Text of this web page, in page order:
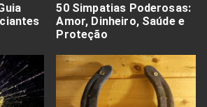
50 Simpatias Poderosas:
Amor, Dinheiro, Saúde e
Proteção